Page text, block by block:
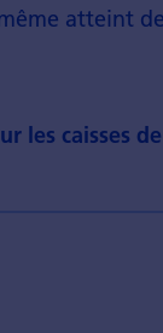
atteint
les caisses